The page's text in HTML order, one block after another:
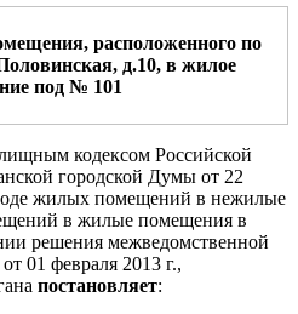
я, расположенногопо
, д.10, в жилое
под № 101
кодексом Российской
городской Думы от 22
жилых помещений в нежилые
в жилые помещения в
решения межведомственной
01 февраля 2013 г.,
постановляет: